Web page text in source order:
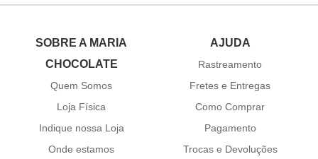
SOBRE A MARIA
CHOCOLATE
Quem Somos
Loja Física
Indique nossa Loja
Onde estamos
AJUDA
Rastreamento
Fretes e Entregas
Como Comprar
Pagamento
Trocas e Devoluções